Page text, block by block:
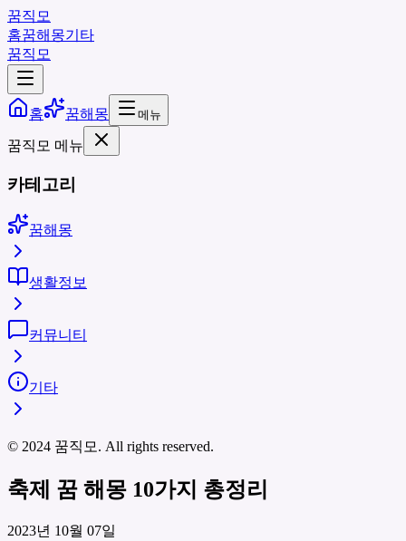
꿈직모
홈꿈해몽기타
꿈직모
홈 꿈해몽 메뉴
꿈직모 메뉴
카테고리
꿈해몽
생활정보
커뮤니티
기타
© 2024 꿈직모. All rights reserved.
축제 꿈 해몽 10가지 총정리
2023년 10월 07일